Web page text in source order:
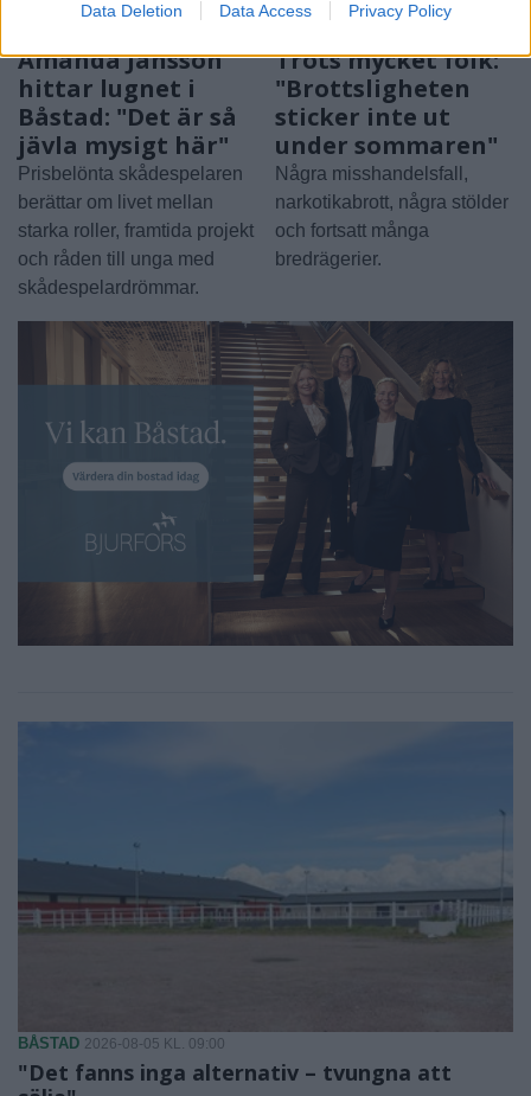
Data Deletion Data Access Privacy Policy
Amanda Jansson
hittar lugnet i
Båstad: "Det är så
jävla mysigt här"
Prisbelönta skådespelaren
berättar om livet mellan
starka roller, framtida projekt
och råden till unga med
skådespelardrömmar.
Trots mycket folk:
"Brottsligheten
sticker inte ut
under sommaren"
Några misshandelsfall,
narkotikabrott, några stölder
och fortsatt många
bredrägerier.
BÅSTAD 2026-08-05 KL. 09:00
"Det fanns inga alternativ – tvungna att